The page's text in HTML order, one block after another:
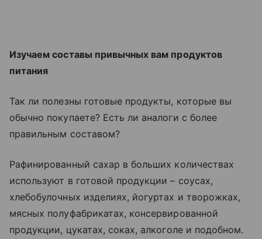
Изучаем составы привычных вам продуктов
питания
Так ли полезны готовые продукты, которые вы
обычно покупаете? Есть ли аналоги с более
правильным составом?
Рафинированный сахар в больших количествах
используют в готовой продукции – соусах,
хлебобулочных изделиях, йогуртах и творожках,
мясных полуфабрикатах, консервированной
продукции, цукатах, соках, алкоголе и подобном.